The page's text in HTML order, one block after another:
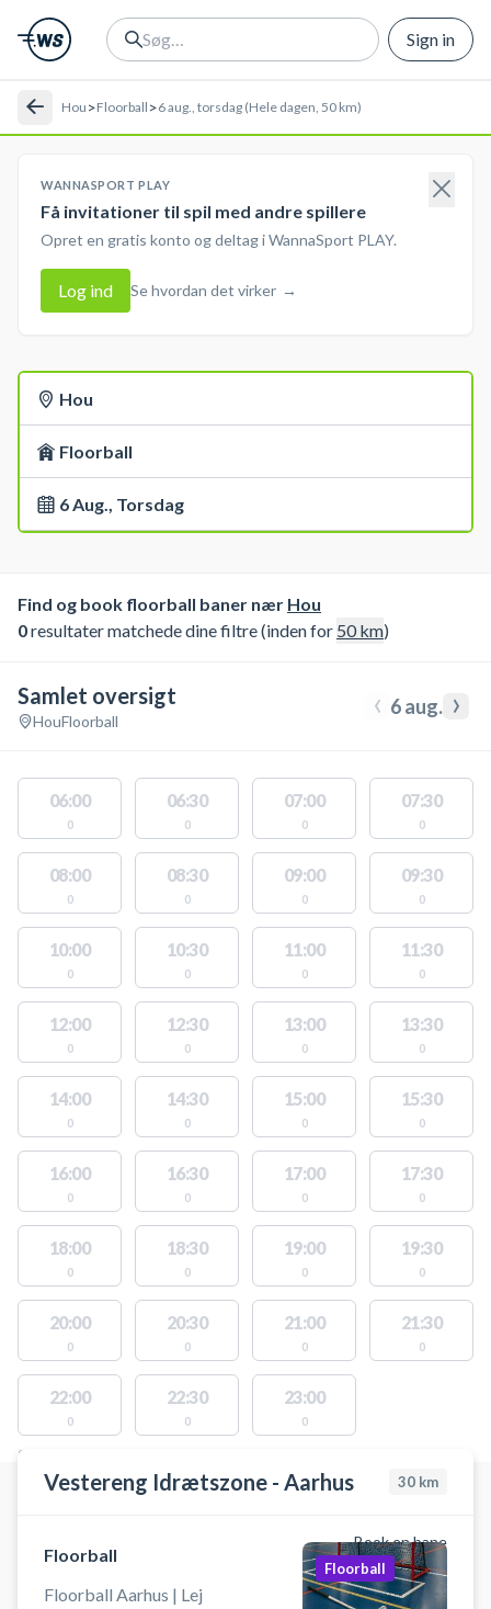
Sign in
Hou >Floorball >6 aug., torsdag (Hele dagen, 50 km)
WANNASPORT PLAY
Få invitationer til spil med andre spillere
Opret en gratis konto og deltag i WannaSport PLAY.
Log ind Se hvordan det virker →
Hou
Floorball
6 Aug., Torsdag
Find og book floorball baner nær Hou
0resultater matchede dine filtre (inden for 50km)
Samlet oversigt
HouFloorball ‹ 6 aug. ›
06:00
0
06:30
0
07:00
0
07:30
0
08:00
0
08:30
0
09:00
0
09:30
0
10:00
0
10:30
0
11:00
0
11:30
0
12:00
0
12:30
0
13:00
0
13:30
0
14:00
0
14:30
0
15:00
0
15:30
0
16:00
0
16:30
0
17:00
0
17:30
0
18:00
0
18:30
0
19:00
0
19:30
0
20:00
0
20:30
0
21:00
0
21:30
0
22:00
0
22:30
0
23:00
0
STEDER MED LEDIGE AKTIVITETER
Vestereng Idrætszone - Aarhus 30 km
Book en bane
Floorball
Floorball Aarhus | Lej
Floorball